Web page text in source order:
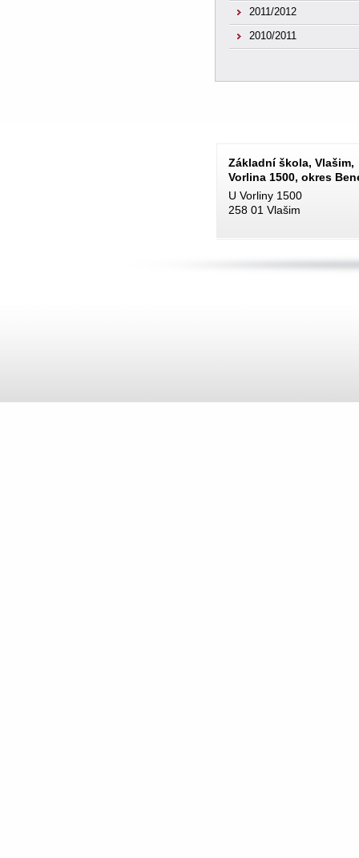
2011/2012
2010/2011
Základní škola, Vlašim,
Vorlina 1500, okres
U Vorliny 1500
258 01 Vlašim